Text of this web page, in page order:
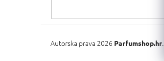
Autorska prava 2026 Parfumshop.hr